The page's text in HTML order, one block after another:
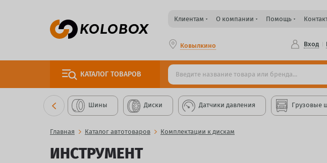
Клиентам О компании Помощь
Ковылкино Вход
КАТАЛОГ ТОВАРОВ
Шины Диски Датчики давления Грузовые
Главная Каталог автотоваров Комплектации к дискам
ИНСТРУМЕНТ